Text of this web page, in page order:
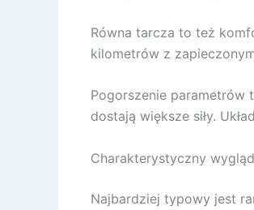
Równa tarcza to też
kilometrów z
Pogorszenie parametrów
dostają większe siły.
Charakterystyczny
Najbardziej typowy jest